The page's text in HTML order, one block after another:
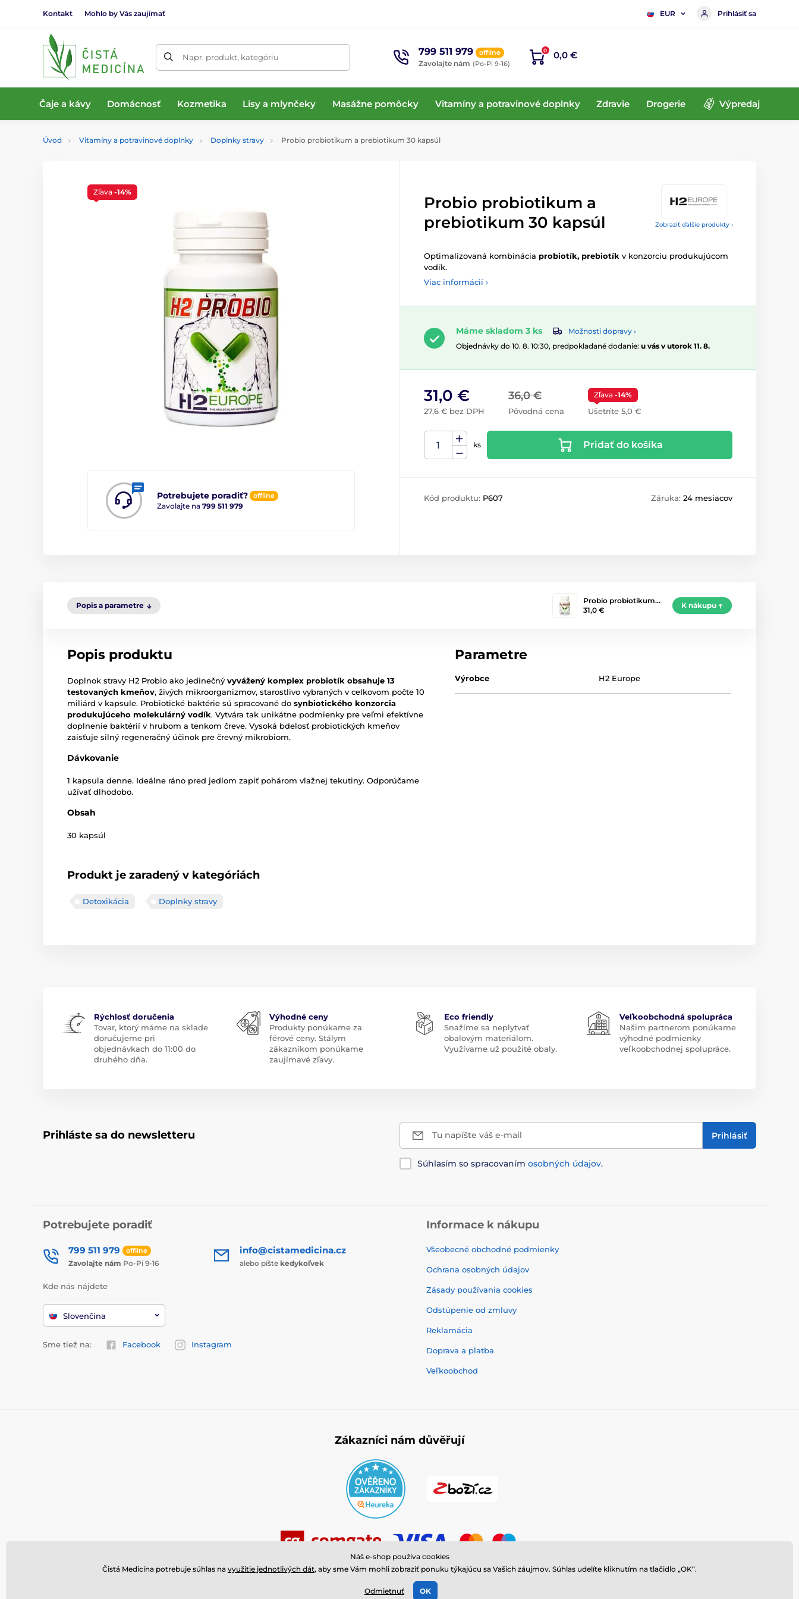
Kontakt Mohlo by Vás zaujímať EUR Prihlásiť sa
Napr. produkt, kategóriu 799 511 979 offline
Zavolajte nám (Po-Pi 9-16)
0 0,0 €
Čaje a kávy Domácnosť Kozmetika Lisy a mlynčeky Masážne pomôcky Vitamíny a potravinové doplnky Zdravie Drogerie Výpredaj
Úvod Vitamíny a potravinové doplnky Doplnky stravy Probio probiotikum a prebiotikum 30 kapsúl
Zobraziť ďalšie produkty ›
Potrebujete poradiť? offline
Zavolajte na 799 511 979
Zľava -14%
Probio probiotikum a
prebiotikum 30 kapsúl
Optimalizovaná kombinácia probiotík, prebiotík v konzorciu produkujúcom
vodík.
Viac informácií ›
Máme skladom 3 ks
Možnosti dopravy ›
Objednávky do 10. 8. 10:30, predpokladané dodanie: u vás v utorok 11. 8.
36,0 €
Pôvodná cena
31,0 €
27,6 € bez DPH
Zľava -14%
Ušetríte 5,0 €
ks Pridať do košíka
Kód produktu: P607 Záruka: 24 mesiacov
Popis a parametre
Probio probiotikum…
31,0 €
K nákupu
Popis produktu
Doplnok stravy H2 Probio ako jedinečný vyvážený komplex probiotík obsahuje 13
testovaných kmeňov, živých mikroorganizmov, starostlivo vybraných v celkovom počte 10
miliárd v kapsule. Probiotické baktérie sú spracované do synbiotického konzorcia
produkujúceho molekulárný vodík. Vytvára tak unikátne podmienky pre veľmi efektívne
doplnenie baktérií v hrubom a tenkom čreve. Vysoká bdelosť probiotických kmeňov
zaisťuje silný regeneračný účinok pre črevný mikrobiom.
Dávkovanie
1 kapsula denne. Ideálne ráno pred jedlom zapiť pohárom vlažnej tekutiny. Odporúčame
užívať dlhodobo.
Obsah
30 kapsúl
Produkt je zaradený v kategóriách
Detoxikácia Doplnky stravy
Parametre
Výrobce H2 Europe
Rýchlosť doručenia
Tovar, ktorý máme na sklade
doručujeme pri
objednávkach do 11:00 do
druhého dňa.
Výhodné ceny
Produkty ponúkame za
férové ceny. Stálym
zákazníkom ponúkame
zaujímavé zľavy.
Eco friendly
Snažíme sa neplytvať
obalovým materiálom.
Využívame už použité obaly.
Veľkoobchodná spolupráca
Našim partnerom ponúkame
výhodné podmienky
veľkoobchodnej spolupráce.
Prihláste sa do newsletteru Tu napíšte váš e-mail Prihlásiť
Súhlasím so spracovaním osobných údajov.
Potrebujete poradiť
799 511 979 offline
Zavolajte nám Po-Pi 9-16
info@cistamedicina.cz
alebo píšte kedykoľvek
Kde nás nájdete
Slovenčina
Sme tiež na: Facebook Instagram
Informace k nákupu
Všeobecné obchodné podmienky
Ochrana osobných údajov
Zásady používania cookies
Odstúpenie od zmluvy
Reklamácia
Doprava a platba
Veľkoobchod
Zákazníci nám důvěřují
© 2026 www.cistamedicina.sk ⦁ E-shop vytvorilaSIMPLIA.cz
Náš e-shop používa cookies
Čistá Medicína potrebuje súhlas na využitie jednotlivých dát, aby sme Vám mohli zobraziť ponuku týkajúcu sa Vašich záujmov. Súhlas udelíte kliknutím na tlačidlo „OK“.
Odmietnuť OK